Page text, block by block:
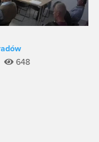
648